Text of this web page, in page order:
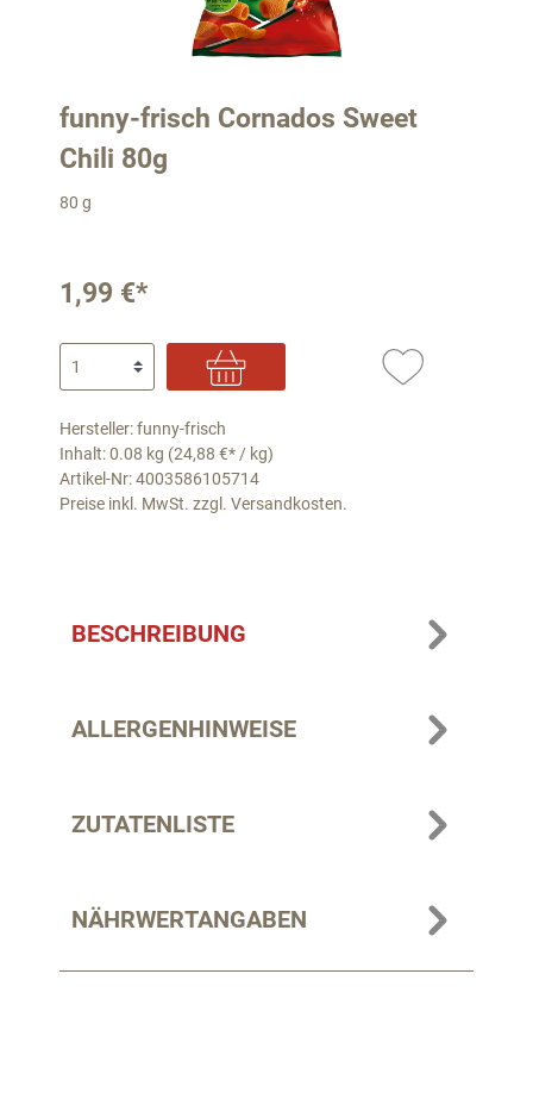
funny-frisch Cornados Sweet
Chili 80g
80 g
1,99 €*
Hersteller: funny-frisch
Inhalt: 0.08 kg (24,88 €* / kg)
Artikel-Nr: 4003586105714
Preise inkl. MwSt. zzgl. Versandkosten.
BESCHREIBUNG
ALLERGENHINWEISE
ZUTATENLISTE
NÄHRWERTANGABEN